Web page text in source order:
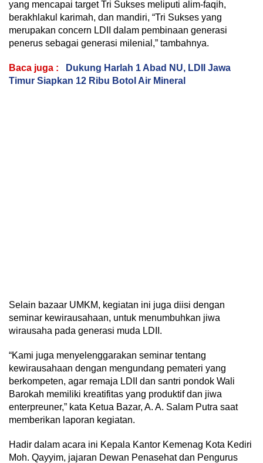
yang mencapai target Tri Sukses meliputi alim-faqih,
berakhlakul karimah, dan mandiri, “Tri Sukses yang
merupakan concern LDII dalam pembinaan generasi
penerus sebagai generasi milenial,” tambahnya.
Baca juga :
Dukung Harlah 1 Abad NU, LDII Jawa
Timur Siapkan 12 Ribu Botol Air Mineral
Selain bazaar UMKM, kegiatan ini juga diisi dengan
seminar kewirausahaan, untuk menumbuhkan jiwa
wirausaha pada generasi muda LDII.
“Kami juga menyelenggarakan seminar tentang
kewirausahaan dengan mengundang pemateri yang
berkompeten, agar remaja LDII dan santri pondok Wali
Barokah memiliki kreatifitas yang produktif dan jiwa
enterpreuner,” kata Ketua Bazar, A. A. Salam Putra saat
memberikan laporan kegiatan.
Hadir dalam acara ini Kepala Kantor Kemenag Kota Kediri
Moh. Qayyim, jajaran Dewan Penasehat dan Pengurus